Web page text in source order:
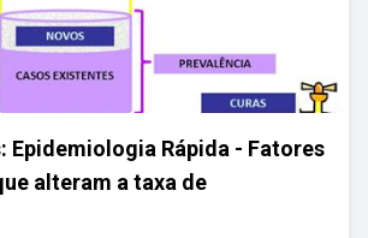
Epidemiologia Rápida - Fatores
alteram a taxa de